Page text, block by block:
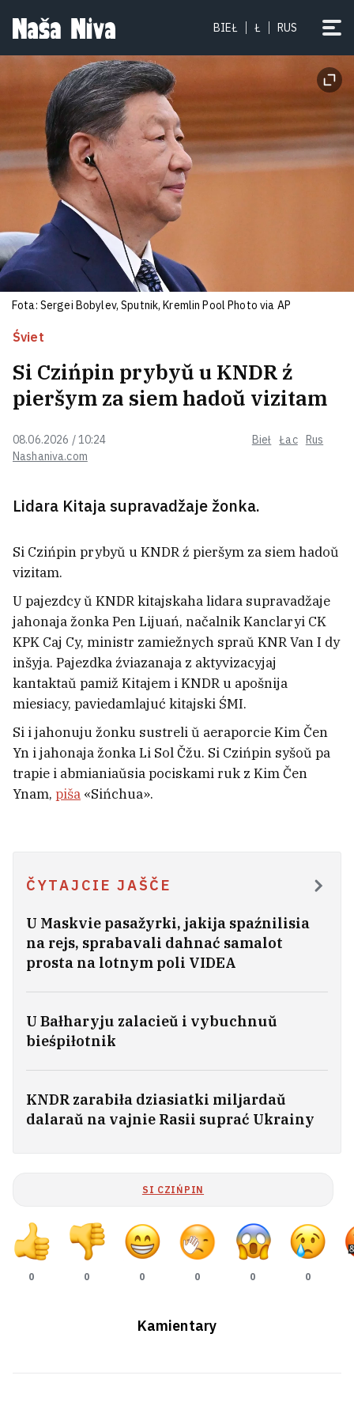
BIEŁ Ł RUS
Śviet
Nashaniva.com
08.06.2026 / 10:24 Bieł Łac Rus
Si Czińpin prybyŭ u KNDR ź
pieršym za siem hadoŭ vizitam
Lidara Kitaja supravadžaje žonka.
Fota: Sergei Bobylev, Sputnik, Kremlin Pool Photo via AP
Si Czińpin prybyŭ u KNDR ź pieršym za siem hadoŭ
vizitam.
U pajezdcy ŭ KNDR kitajskaha lidara supravadžaje
jahonaja žonka Pen Lijuań, načalnik Kanclaryi CK
KPK Caj Cy, ministr zamiežnych spraŭ KNR Van I dy
inšyja. Pajezdka źviazanaja z aktyvizacyjaj
kantaktaŭ pamiž Kitajem i KNDR u apošnija
miesiacy, paviedamlajuć kitajski ŚMI.
Si i jahonuju žonku sustreli ŭ aeraporcie Kim Čen
Yn i jahonaja žonka Li Sol Čžu. Si Czińpin syšoŭ pa
trapie i abmianiaŭsia pociskami ruk z Kim Čen
Ynam, piša «Sińchua».
ČYTAJCIE JAŠČE
U Maskvie pasažyrki, jakija spaźnilisia
na rejs, sprabavali dahnać samalot
prosta na lotnym poli VIDEA
U Bałharyju zalacieŭ i vybuchnuŭ
bieśpiłotnik
KNDR zarabiła dziasiatki miljardaŭ
dalaraŭ na vajnie Rasii suprać Ukrainy
SI CZIŃPIN
0 0 0 0 0 0
Kamientary
Cichanoŭskaja: Pieramieny ŭ
Biełarusi — heta pytańnie času. Voś
asnoŭnyja tezisy jaje vystupu na
kanfierencyi «Novaja Biełaruś»
Minčuk złamaŭ šyju padčas
adpačynku ŭ Pružanach
Rasijaninu, jaki pjanym pabiŭsia z
achoŭnikami minskaha mietro,
vynieśli łahodny prysud
Minskija ŭłady pakazali, jak
«Biełaruśfilm» raspačaŭ zdymki
sieryjała pra milicyju, scenaryj
jakoha prabiŭ Kubrakova na ślazu
8
Rasijskim udaram pad Kijevam
zabiła babulu, dzieda i
trochhadovaha ŭnuka
Na minskim plažy za kradziažy
zatrymali junych «fokuśnikaŭ»
Zakachany ŭ biełaruskuju movu